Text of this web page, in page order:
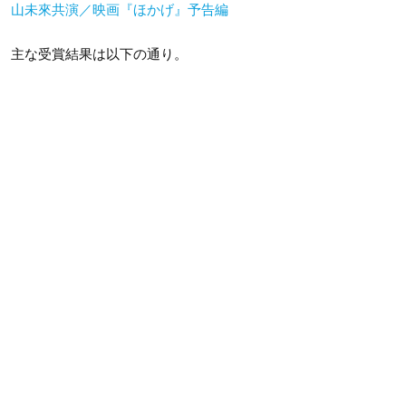
山未來共演／映画『ほかげ』予告編
主な受賞結果は以下の通り。